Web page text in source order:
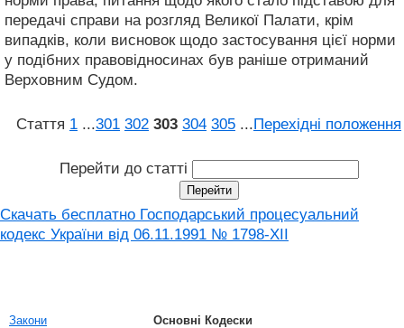
передачі справи на розгляд Великої Палати, крім
випадків, коли висновок щодо застосування цієї норми
у подібних правовідносинах був раніше отриманий
Верховним Судом.
Стаття 1 ...301 302 303 304 305 ...Перехідні положення
Перейти до статті
Скачать бесплатно Господарський процесуальний
кодекс України від 06.11.1991 № 1798-XII
Закони
Основні Кодески